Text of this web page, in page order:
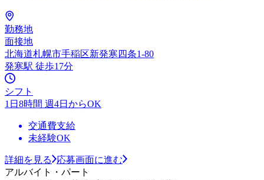
勤務地
面接地
北海道札幌市手稲区新発寒四条1-80
発寒駅 徒歩17分
シフト
1日8時間 週4日からOK
交通費支給
未経験OK
詳細を見る
応募画面に進む
アルバイト・パート